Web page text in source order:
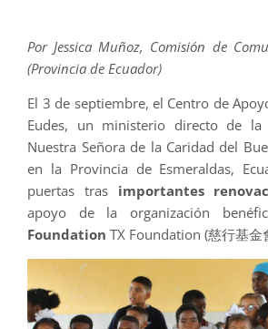
Por Jessica Muñoz, Comisión de
(Provincia de Ecuador)
El 3 de septiembre, el Centro de
Eudes, un ministerio directo de la
Nuestra Señora de la Caridad del
en la Provincia de Esmeraldas,
puertas tras importantes
apoyo de la organización
Foundation TX Foundation (慈行基金